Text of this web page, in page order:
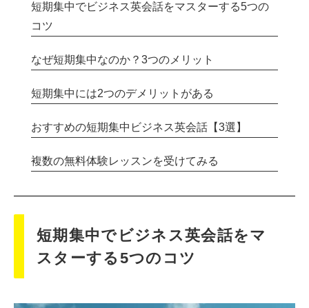
短期集中でビジネス英会話をマスターする5つの
コツ
なぜ短期集中なのか？3つのメリット
短期集中には2つのデメリットがある
おすすめの短期集中ビジネス英会話【3選】
複数の無料体験レッスンを受けてみる
短期集中でビジネス英会話をマ
スターする5つのコツ